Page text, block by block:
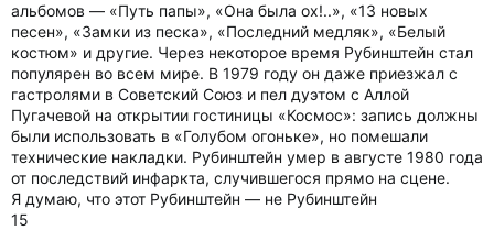
альбомов — «Путь папы», «Она была ох!..», «13 новых
песен», «Замки из песка», «Последний медляк», «Белый
костюм» и другие. Через некоторое время Рубинштейн стал
популярен во всем мире. В 1979 году он даже приезжал с
гастролями в Советский Союз и пел дуэтом с Аллой
Пугачевой на открытии гостиницы «Космос»: запись должны
были использовать в «Голубом огоньке», но помешали
технические накладки. Рубинштейн умер в августе 1980 года
от последствий инфаркта, случившегося прямо на сцене.
Я думаю, что этот Рубинштейн — не Рубинштейн
15